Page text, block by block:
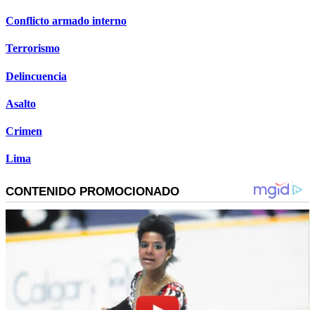
Conflicto armado interno
Terrorismo
Delincuencia
Asalto
Crimen
Lima